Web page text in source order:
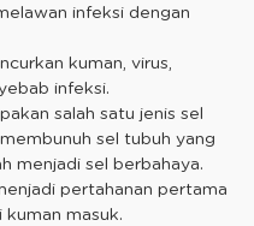
infeksi dengan
kuman, virus,
infeksi.
salah satu jenis sel
sel tubuh yang
menjadi sel berbahaya.
pertahanan pertama
masuk.